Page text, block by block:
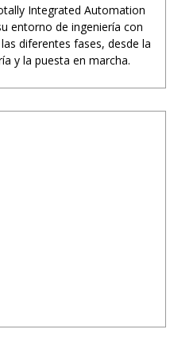
Integrated Automation
entorno de ingeniería con
diferentes fases, desde la
y la puesta en marcha.